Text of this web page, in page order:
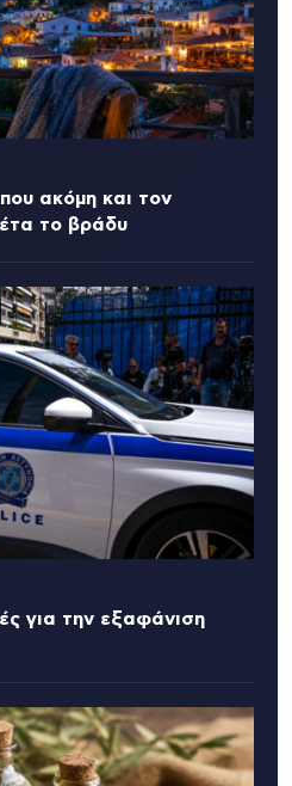
ακόμη και τον
το βράδυ
για την εξαφάνιση